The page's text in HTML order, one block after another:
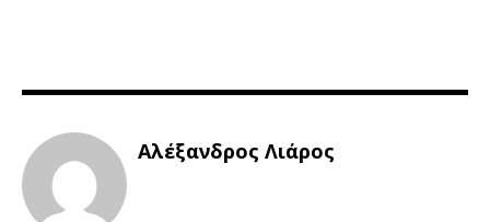
Αλέξανδρος Λιάρος